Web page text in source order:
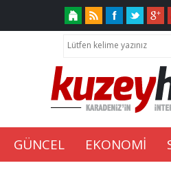
GÜNCEL EKONOMİ